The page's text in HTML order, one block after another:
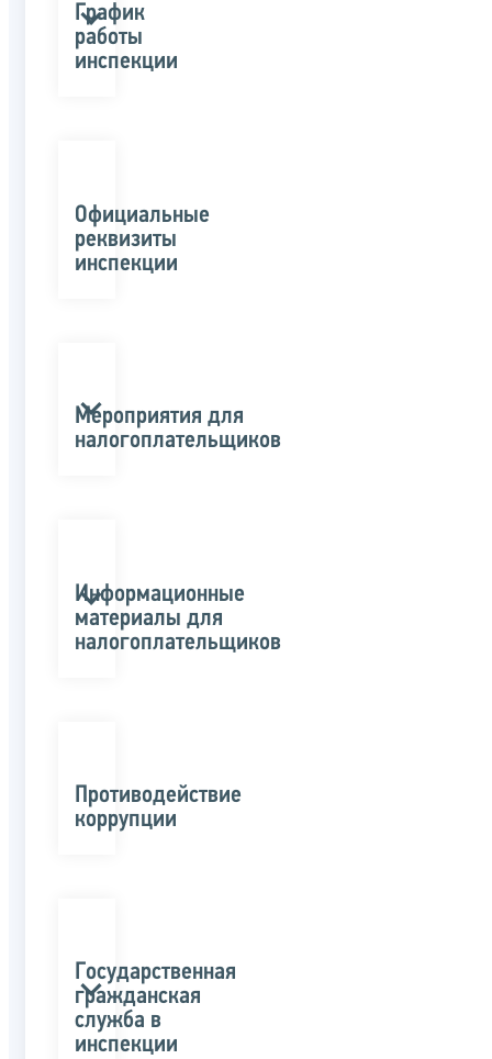
График
работы
инспекции
Официальные
реквизиты
инспекции
Мероприятия для
налогоплательщиков
Информационные
материалы для
налогоплательщиков
Противодействие
коррупции
Государственная
гражданская
служба в
инспекции